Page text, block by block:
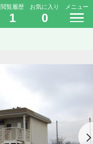
閲覧履歴
1
お気に入り
0
メニュー